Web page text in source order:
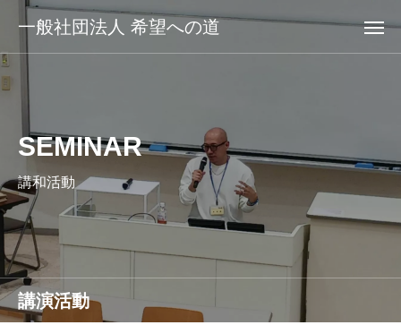
一般社団法人 希望への道
講演活動
SEMINAR
講和活動